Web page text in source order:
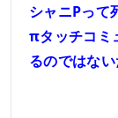
シャニPって
πタッチコミ
るのではな